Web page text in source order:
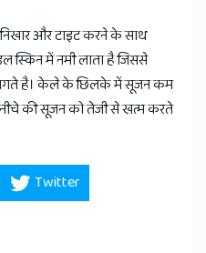
निखार और टाइट करने के साथ
स्किन में नमी लाता है जिससे
है। केले के छिलके में सूजन कम
की सूजन को तेजी से खत्म करते
Twitter